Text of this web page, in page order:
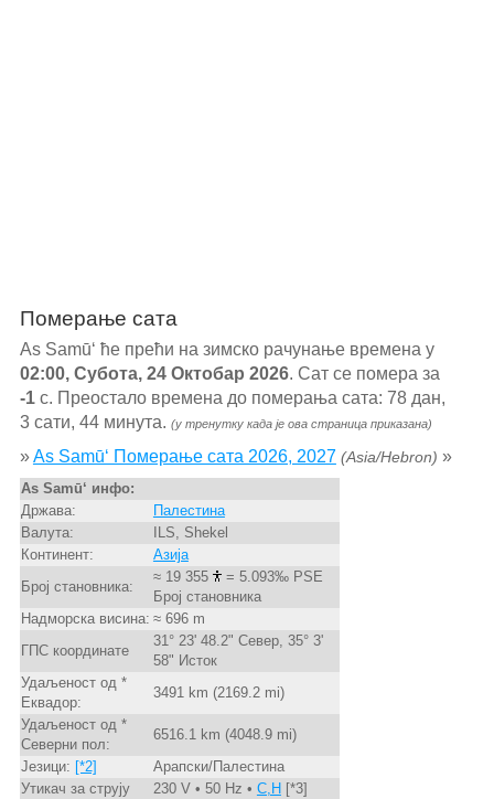
Померање сата
As Samū‘ ће прећи на зимско рачунање времена у
02:00, Субота, 24 Октобар 2026. Сат се помера за
-1с. Преостало времена до померања сата: 78 дан,
3 сати, 44 минута. (у тренутку када је ова страница приказана)
»As Samū‘ Померање сата 2026, 2027 (Asia/Hebron) »
As Samū‘ инфо:
Држава:
Палестина
Валута:
ILS, Shekel
Континент:
Азија
Број становника:
≈ 19 355
= 5.093‰ PSE
Број становника
Надморска висина: ≈ 696 m
ГПС координате
31° 23' 48.2" Север, 35° 3'
58" Исток
Удаљеност од *
Еквадор:
3491 km (2169.2 mi)
Удаљеност од *
Северни пол:
6516.1 km (4048.9 mi)
Језици: [*2]
Арапски/Палестина
Утикач за струју
230 V • 50 Hz • C,H [*3]